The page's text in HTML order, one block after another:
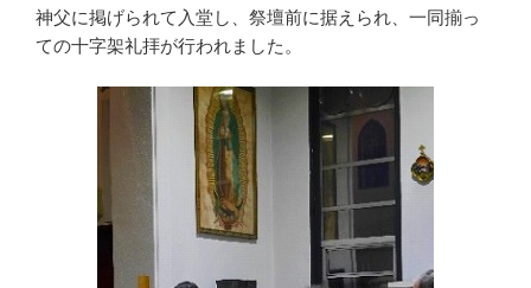
神父に掲げられて入堂し、祭壇前に据えられ、一同揃っ
ての十字架礼拝が行われました。